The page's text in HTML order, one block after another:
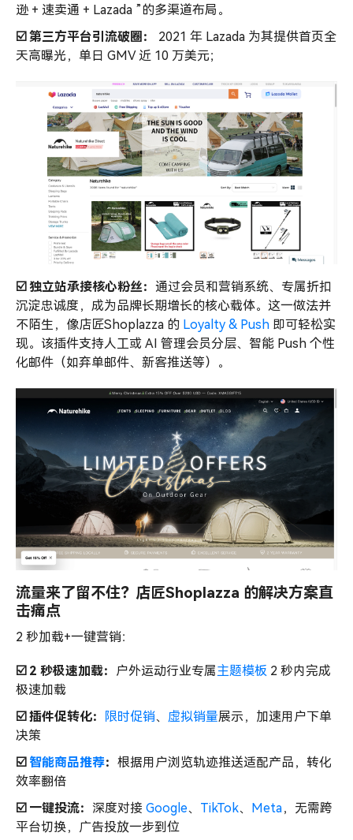
逊 + 速卖通 + Lazada ”的多渠道布局。
☑️ 第三方平台引流破圈： 2021 年 Lazada 为其提供首页全
天高曝光，单日 GMV 近 10 万美元；
☑️ 独立站承接核心粉丝： 通过会员和营销系统、专属折扣
沉淀忠诚度，成为品牌长期增长的核心载体。这一做法并
不陌生，像店匠Shoplazza 的 Loyalty & Push 即可轻松实
现。该插件支持人工或 AI 管理会员分层、智能 Push 个性
化邮件（如弃单邮件、新客推送等）。
流量来了留不住？店匠Shoplazza 的解决方案直
击痛点
2 秒加载+一键营销：
☑️ 2 秒极速加载： 户外运动行业专属主题模板 2 秒内完成
极速加载
☑️ 插件促转化：
限时促销、 虚拟销量展示，加速用户下单
决策
☑️ 智能商品推荐： 根据用户浏览轨迹推送适配产品，转化
效率翻倍
☑️ 一键投流： 深度对接 Google、 TikTok、 Meta，无需跨
平台切换，广告投放一步到位